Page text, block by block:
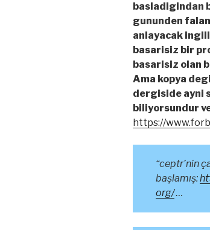
basladigindan
gununden
anlayacak
basarisiz bir
basarisiz olan
Ama kopya
dergiside ayni
biliyorsundur
https://
“ceptr’nin
başlamış:
org/…